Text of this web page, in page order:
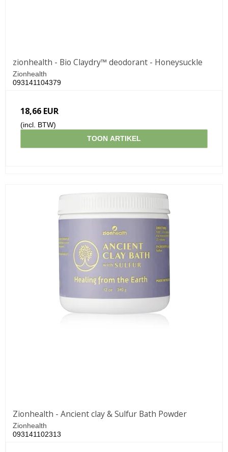
zionhealth - Bio Claydry™ deodorant - Honeysuckle
Zionhealth
093141104379
18,66 EUR
(incl. BTW)
TOON ARTIKEL
Zionhealth - Ancient clay & Sulfur Bath Powder
Zionhealth
093141102313